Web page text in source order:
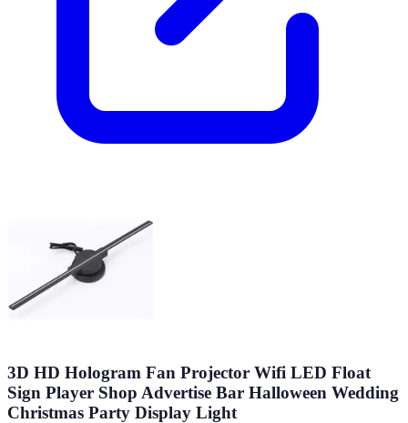
3D HD Hologram Fan Projector Wifi LED Float
Sign Player Shop Advertise Bar Halloween Wedding
Christmas Party Display Light